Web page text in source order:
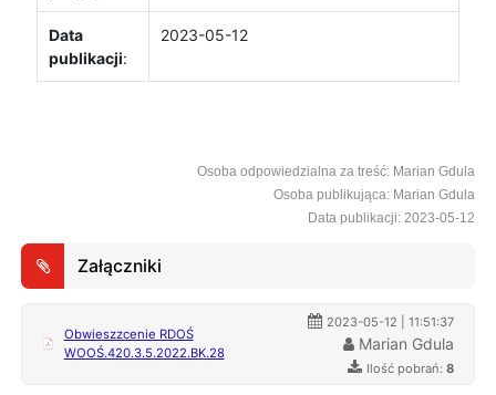
Data
publikacji:
2023-05-12
Osoba odpowiedzialna za treść: Marian Gdula
Osoba publikująca: Marian Gdula
Data publikacji: 2023-05-12
Załączniki
Obwieszzcenie RDOŚ
WOOŚ.420.3.5.2022.BK.28
2023-05-12 | 11:51:37
Marian Gdula
Ilość pobrań:8